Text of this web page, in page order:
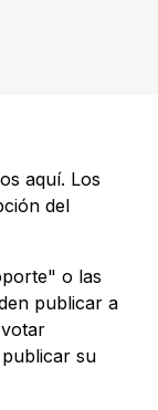
aquí. Los
del
o las
publicar a
su